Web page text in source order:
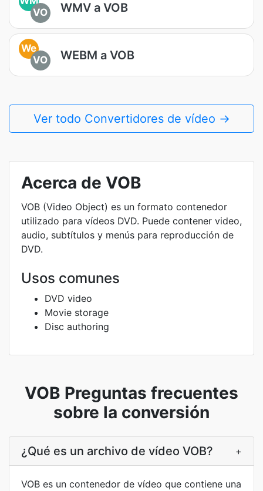
VO
WMV a VOB
We
VO
WEBM a VOB
Ver todo Convertidores de vídeo →
Acerca de VOB
VOB (Video Object) es un formato contenedor
utilizado para vídeos DVD. Puede contener video,
audio, subtítulos y menús para reproducción de
DVD.
Usos comunes
DVD video
Movie storage
Disc authoring
VOB Preguntas frecuentes
sobre la conversión
¿Qué es un archivo de vídeo VOB? +
VOB es un contenedor de vídeo que contiene una